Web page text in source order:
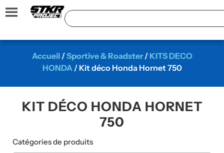
Accueil/Sportive & Roadster/ KITS DECO
HONDA / Kit déco Honda Hornet 750
KIT DÉCO HONDA HORNET
750
Catégories de produits